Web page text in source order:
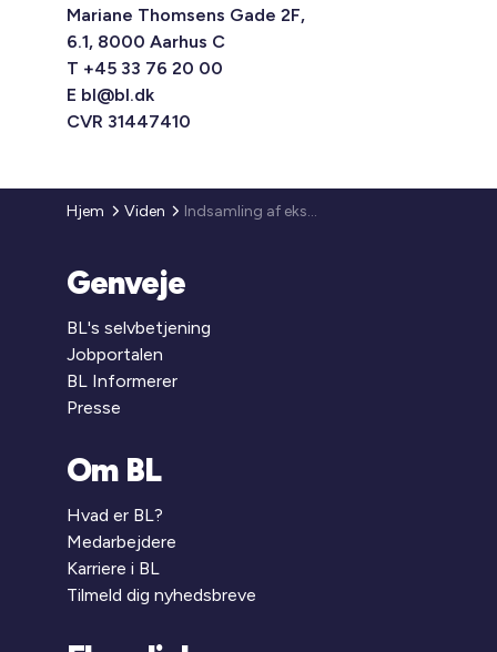
Mariane Thomsens Gade 2F,
6.1, 8000 Aarhus C
T +45 33 76 20 00
E bl@bl.dk
CVR 31447410
Hjem Viden Indsamling af eksempler på egenkontrol
Genveje
BL's selvbetjening
Jobportalen
BL Informerer
Presse
Om BL
Hvad er BL?
Medarbejdere
Karriere i BL
Tilmeld dig nyhedsbreve